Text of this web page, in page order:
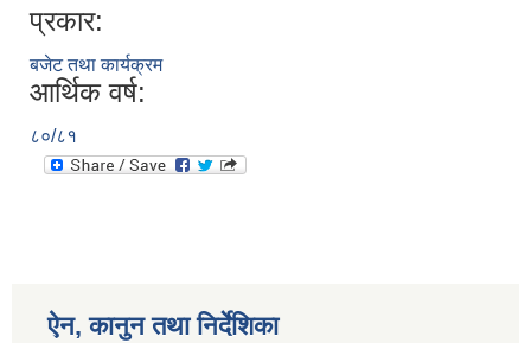
प्रकार:
बजेट तथा कार्यक्रम
आर्थिक वर्ष:
८०/८१
ऐन, कानुन तथा निर्देशिका